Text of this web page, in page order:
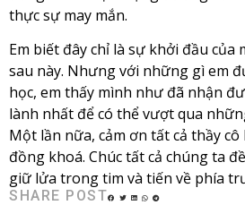
thực sự may mắn.
Em biết đây chỉ là sự khởi đầu
sau này. Nhưng với những gì em
học, em thấy mình như đã nhận
lành nhất để có thể vượt qua
Một lần nữa, cảm ơn tất cả thầy cô
đồng khoá. Chúc tất cả chúng ta
giữ lửa trong tim và tiến về phía
SHARE POST